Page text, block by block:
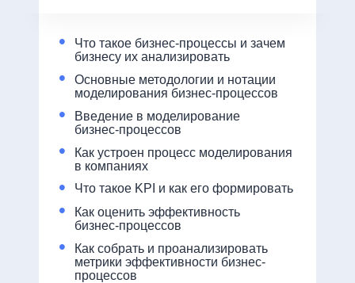
Как устроен процесс моделирования
в компаниях
•
Введение в моделирование
бизнес-процессов
•
Основные методологии и нотации
моделирования бизнес-процессов
•
Что такое бизнес-процессы и зачем
бизнесу их анализировать
•
Что такое KPI и как его формировать
•
Как оценить эффективность
бизнес-процессов
•
Как собрать и проанализировать
метрики эффективности бизнес-
процессов
•